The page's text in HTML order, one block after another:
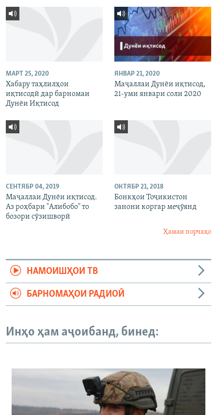
МАРТ 25, 2020
Хабару таҳлилҳои
иқтисодӣ дар барномаи
Дунёи Иқтисод
ЯНВАР 21, 2020
Маҷаллаи Дунёи иқтисод,
21-уми январи соли 2020
СЕНТЯБР 04, 2019
Маҷаллаи Дунёи иқтисод.
Аз роҳбари "Алибобо" то
бозори сӯзишворӣ
ОКТЯБР 21, 2018
Бонкҳои Тоҷикистон
занони коргар меҷӯянд
Ҳамаи порчаҳо
НАМОИШҲОИ ТВ
БАРНОМАҲОИ РАДИОӢ
Инҳо ҳам аҷоибанд, бинед: